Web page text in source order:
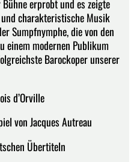
erprobt und es zeigte
charakteristische Musik
Sumpfnymphe, die von den
einem modernen Publikum
Barockoper unserer
d’Orville
von Jacques Autreau
Übertiteln